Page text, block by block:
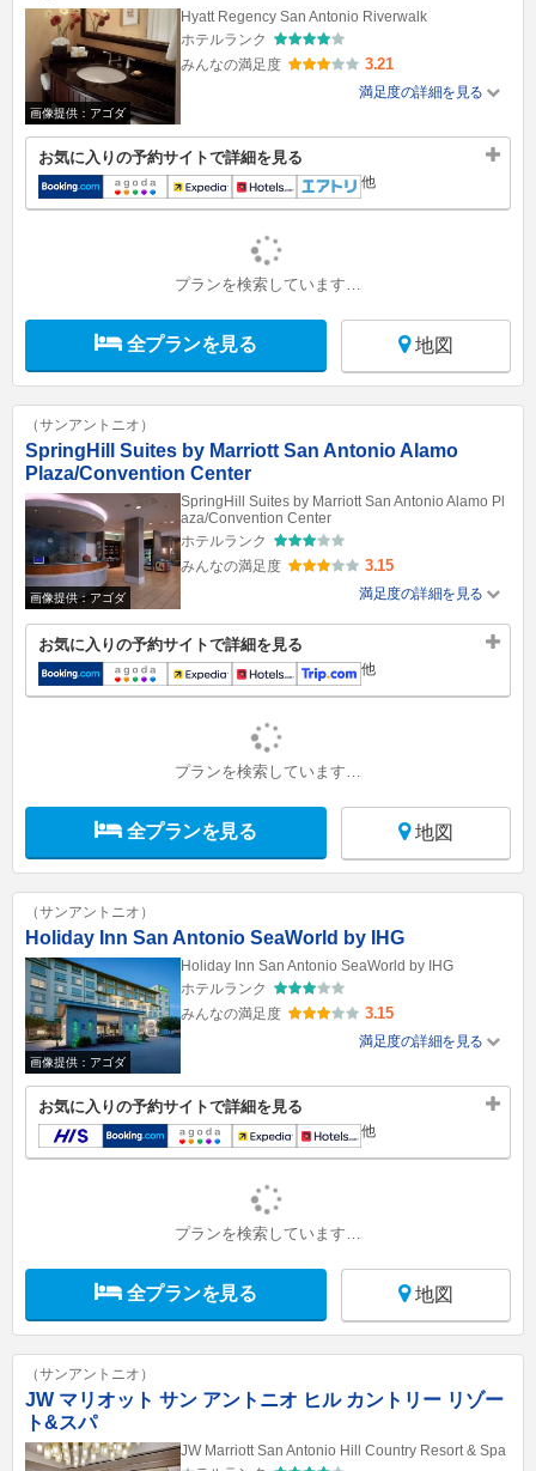
画像提供：アゴダ
Hyatt Regency San Antonio Riverwalk
ホテルランク
みんなの満足度
3.21
満足度の詳細を見る
お気に入りの予約サイトで詳細を見る
他
プランを検索しています…
全プランを見る 地図
（サンアントニオ）
SpringHill Suites by Marriott San Antonio Alamo
Plaza/Convention Center
画像提供：アゴダ
SpringHill Suites by Marriott San Antonio Alamo Pl
aza/Convention Center
ホテルランク
みんなの満足度
3.15
満足度の詳細を見る
お気に入りの予約サイトで詳細を見る
他
プランを検索しています…
全プランを見る 地図
（サンアントニオ）
Holiday Inn San Antonio SeaWorld by IHG
画像提供：アゴダ
Holiday Inn San Antonio SeaWorld by IHG
ホテルランク
みんなの満足度
3.15
満足度の詳細を見る
お気に入りの予約サイトで詳細を見る
他
プランを検索しています…
全プランを見る 地図
（サンアントニオ）
JW マリオット サン アントニオ ヒル カントリー リゾー
ト&スパ
JW Marriott San Antonio Hill Country Resort & Spa